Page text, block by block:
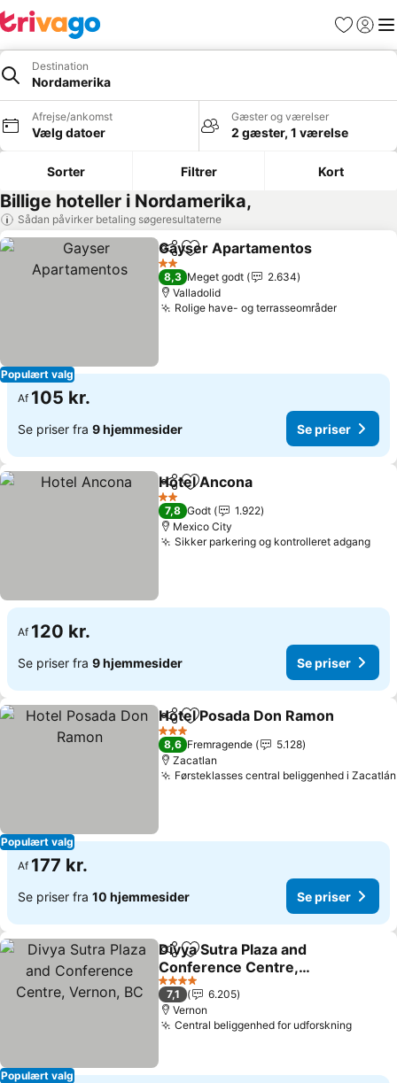
Favoritter
Log ind
Destination
Nordamerika
Afrejse/ankomst
Vælg datoer
Gæster og værelser
2 gæster, 1 værelse
Sorter Filtrer Kort
Billige hoteller i Nordamerika,
Sådan påvirker betaling søgeresultaterne
Populært valg
Del Føj til favoritter
Gayser Apartamentos
2 Stjerner
8,3 Meget godt
2.634
Valladolid
Rolige have- og terrasseområder
Af 105 kr.
Se priser fra 9 hjemmesider Se priser
Del Føj til favoritter
Hotel Ancona
2 Stjerner
7,8 Godt
1.922
Mexico City
Sikker parkering og kontrolleret adgang
Af 120 kr.
Se priser fra 9 hjemmesider Se priser
Populært valg
Del Føj til favoritter
Hotel Posada Don Ramon
3 Stjerner
8,6 Fremragende
5.128
Zacatlan
Førsteklasses central beliggenhed i Zacatlán
Af 177 kr.
Se priser fra 10 hjemmesider Se priser
Populært valg
Del Føj til favoritter
Divya Sutra Plaza and
Conference Centre,
Vernon, BC
4 Stjerner
7,1
6.205
Vernon
Central beliggenhed for udforskning